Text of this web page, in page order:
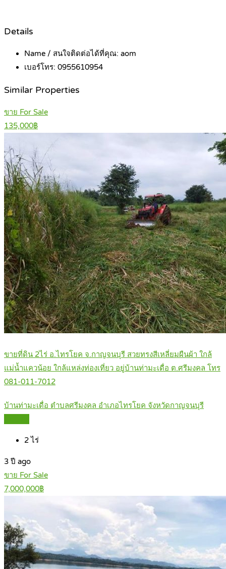
Details
Name / สนใจติดต่อได้ที่คุณ: aom
เบอร์โทร: 0955610954
Similar Properties
ขาย For Sale
135,000฿
ขายที่ดิน 2ไร่ อ.ไทรโยค จ.กาญจนบุรี สวยทรงสีเหลี่ยมผืนผ้า ใกล้
แม่น้ำแควน้อย ใกล้แหล่งท่องเที่ยว อยู่บ้านท่ามะเดื่อ ต.ศรีมงคล โทร
081-011-7012
บ้านท่ามะเดื่อ ตำบลศรีมงคล อำเภอไทรโยค จังหวัดกาญจนบุรี
2 ไร่
3 ปี ago
ขาย For Sale
7,000,000฿